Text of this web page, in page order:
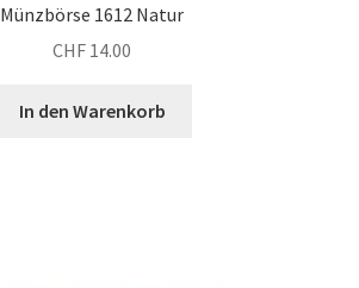
Münzbörse 1612 Natur
CHF 14.00
In den Warenkorb